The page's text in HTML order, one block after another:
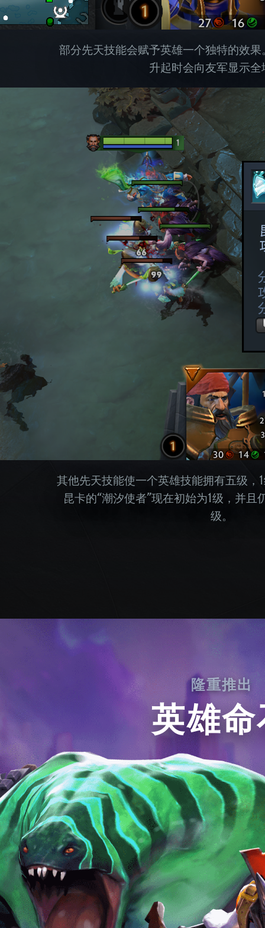
部分先天技能会赋予英雄一个独特的效
升起时会向友军显示全
其他先天技能使一个英雄技能拥有五级，
昆卡的“潮汐使者”现在初始为1级，并且
级。
隆重推出
英雄